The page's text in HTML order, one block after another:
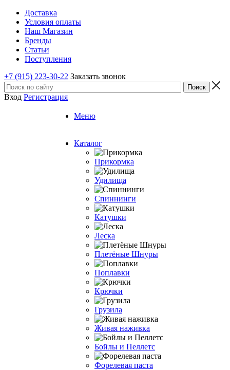
Доставка
Условия оплаты
Наш Магазин
Бренды
Статьи
Поступления
+7 (915) 223-30-22 Заказать звонок
Вход Регистрация
Меню
Каталог
Прикормка
Удилища
Спиннинги
Катушки
Леска
Плетёные Шнуры
Поплавки
Крючки
Грузила
Живая наживка
Бойлы и Пеллетс
Форелевая паста